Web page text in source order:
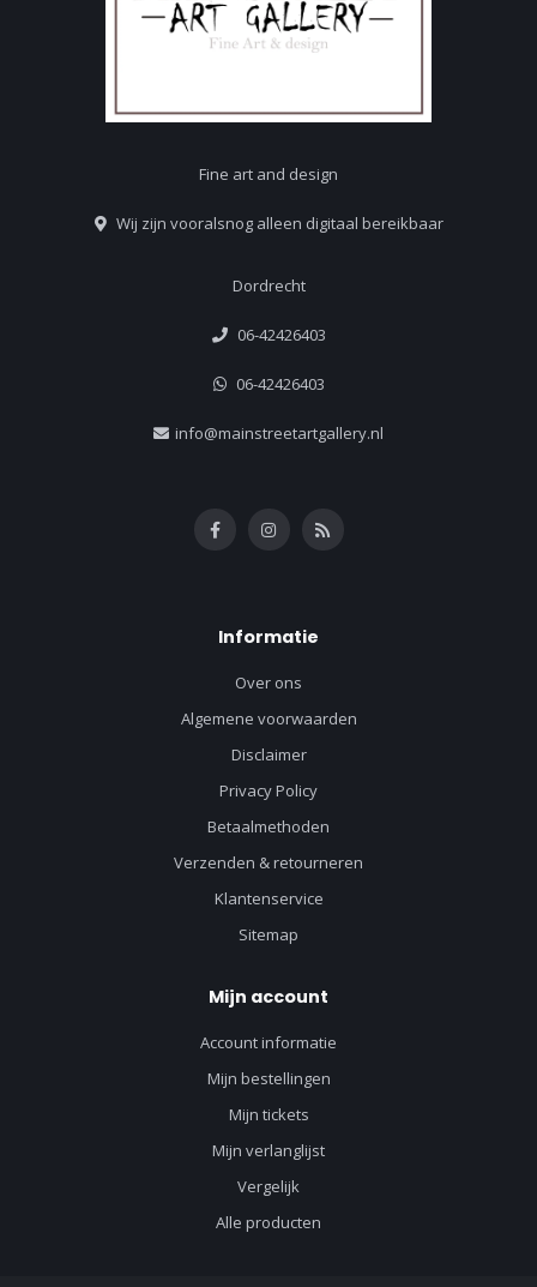
Fine art and design
Wij zijn vooralsnog alleen digitaal bereikbaar
Dordrecht
06-42426403
06-42426403
info@mainstreetartgallery.nl
Informatie
Over ons
Algemene voorwaarden
Disclaimer
Privacy Policy
Betaalmethoden
Verzenden & retourneren
Klantenservice
Sitemap
Mijn account
Account informatie
Mijn bestellingen
Mijn tickets
Mijn verlanglijst
Vergelijk
Alle producten